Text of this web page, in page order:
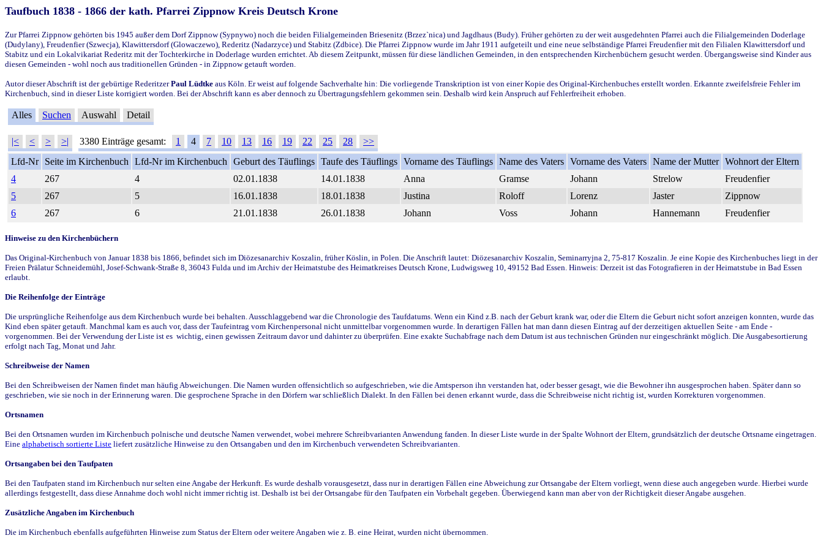
Taufbuch 1838 - 1866 der kath. Pfarrei Zippnow Kreis Deutsch Krone
Zur Pfarrei Zippnow gehörten bis 1945 außer dem Dorf Zippnow (Sypnywo) noch die beiden Filialgemeinden Briesenitz (Brzez`nica) und Jagdhaus (Budy). Früher gehörten zu der weit ausgedehnten Pfarrei auch die Filialgemeinden Doderlage
(Dudylany), Freudenfier (Szwecja), Klawittersdorf (Glowaczewo), Rederitz (Nadarzyce) und Stabitz (Zdbice). Die Pfarrei Zippnow wurde im Jahr 1911 aufgeteilt und eine neue selbständige Pfarrei Freudenfier mit den Filialen Klawittersdorf und
Stabitz und ein Lokalvikariat Rederitz mit der Tochterkirche in Doderlage wurden errichtet. Ab diesem Zeitpunkt, müssen für diese ländlichen Gemeinden, in den entsprechenden Kirchenbüchern gesucht werden. Übergangsweise sind Kinder aus
diesen Gemeinden - wohl noch aus traditionellen Gründen - in Zippnow getauft worden.
Autor dieser Abschrift ist der gebürtige RederitzerPaul Lüdtke aus Köln. Er weist auf folgende Sachverhalte hin: Die vorliegende Transkription ist von einer Kopie des Original-Kirchenbuches erstellt worden. Erkannte zweifelsfreie Fehler im
Kirchenbuch, sind in dieser Liste korrigiert worden. Bei der Abschrift kann es aber dennoch zu Übertragungsfehlern gekommen sein. Deshalb wird kein Anspruch auf Fehlerfreiheit erhoben.
Alles Suchen Auswahl Detail
|< < > >| 3380 Einträge gesamt: 1 4 7 10 13 16 19 22 25 28
>>
Lfd-Nr
Seite im Kirchenbuch Lfd-Nr im Kirchenbuch Geburt des Täuflings Taufe des Täuflings Vorname des Täuflings Name des Vaters Vorname des Vaters Name der Mutter Wohnort der Eltern
4
267 4 02.01.1838 14.01.1838 Anna Gramse Johann Strelow
Freudenfier
5
267 5 16.01.1838 18.01.1838 Justina Roloff Lorenz Jaster
Zippnow
6
267 6 21.01.1838 26.01.1838 Johann Voss Johann Hannemann Freudenfier
Hinweise zu den Kirchenbüchern
Das Original-Kirchenbuch von Januar 1838 bis 1866, befindet sich im Diözesanarchiv Koszalin, früher Köslin, in Polen. Die Anschrift lautet: Diözesanarchiv Koszalin, Seminarryjna 2, 75-817 Koszalin. Je eine Kopie des Kirchenbuches liegt in der
Freien Prälatur Schneidemühl, Josef-Schwank-Straße 8, 36043 Fulda und im Archiv der Heimatstube des Heimatkreises Deutsch Krone, Ludwigsweg 10, 49152 Bad Essen. Hinweis: Derzeit ist das Fotografieren in der Heimatstube in Bad Essen
erlaubt.
Die Reihenfolge der Einträge
Die ursprüngliche Reihenfolge aus dem Kirchenbuch wurde bei behalten. Ausschlaggebend war die Chronologie des Taufdatums. Wenn ein Kind z.B. nach der Geburt krank war, oder die Eltern die Geburt nicht sofort anzeigen konnten, wurde das
Kind eben später getauft. Manchmal kam es auch vor, dass der Taufeintrag vom Kirchenpersonal nicht unmittelbar vorgenommen wurde. In derartigen Fällen hat man dann diesen Eintrag auf der derzeitigen aktuellen Seite - am Ende -
vorgenommen. Bei der Verwendung der Liste ist es wichtig, einen gewissen Zeitraum davor und dahinter zu überprüfen. Eine exakte Suchabfrage nach dem Datum ist aus technischen Gründen nur eingeschränkt möglich. Die Ausgabesortierung
erfolgt nach Tag, Monat und Jahr.
Schreibweise der Namen
Bei den Schreibweisen der Namen findet man häufig Abweichungen. Die Namen wurden offensichtlich so aufgeschrieben, wie die Amtsperson ihn verstanden hat, oder besser gesagt, wie die Bewohner ihn ausgesprochen haben. Später dann so
geschrieben, wie sie noch in der Erinnerung waren. Die gesprochene Sprache in den Dörfern war schließlich Dialekt. In den Fällen bei denen erkannt wurde, dass die Schreibweise nicht richtig ist, wurden Korrekturen vorgenommen.
Ortsnamen
Bei den Ortsnamen wurden im Kirchenbuch polnische und deutsche Namen verwendet, wobei mehrere Schreibvarianten Anwendung fanden. In dieser Liste wurde in der Spalte Wohnort der Eltern, grundsätzlich der deutsche Ortsname eingetragen.
Eine alphabetisch sortierte Liste liefert zusätzliche Hinweise zu den Ortsangaben und den im Kirchenbuch verwendeten Schreibvarianten.
Ortsangaben bei den Taufpaten
Bei den Taufpaten stand im Kirchenbuch nur selten eine Angabe der Herkunft. Es wurde deshalb vorausgesetzt, dass nur in derartigen Fällen eine Abweichung zur Ortsangabe der Eltern vorliegt, wenn diese auch angegeben wurde. Hierbei wurde
allerdings festgestellt, dass diese Annahme doch wohl nicht immer richtig ist. Deshalb ist bei der Ortsangabe für den Taufpaten ein Vorbehalt gegeben. Überwiegend kann man aber von der Richtigkeit dieser Angabe ausgehen.
Zusätzliche Angaben im Kirchenbuch
Die im Kirchenbuch ebenfalls aufgeführten Hinweise zum Status der Eltern oder weitere Angaben wie z. B. eine Heirat, wurden nicht übernommen.